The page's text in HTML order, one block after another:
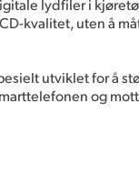
lydfiler i
kvalitet, uten å
utviklet for å
og